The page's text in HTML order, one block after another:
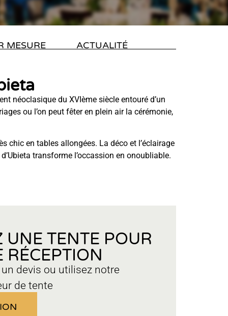
MESURE ACTUALITÉ
néoclasique du XVIème siècle entouré d’un
ou l’on peut fêter en plein air la cérémonie,
chic en tables allongées. La déco et l’éclairage
transforme l’occassion en onoubliable.
UNE TENTE POUR
RÉCEPTION
devis ou utilisez notre
de tente